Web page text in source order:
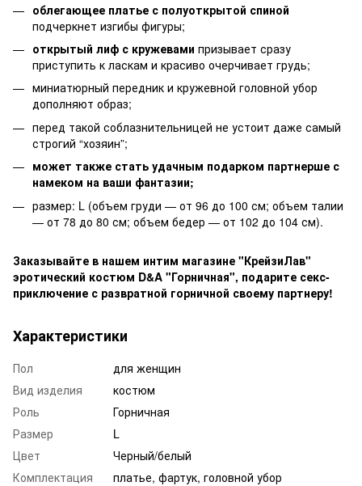
облегающее платье с полуоткрытой спиной
подчеркнет изгибы фигуры;
открытый лиф с кружевами призывает сразу
приступить к ласкам и красиво очерчивает грудь;
миниатюрный передник и кружевной головной убор
дополняют образ;
перед такой соблазнительницей не устоит даже самый
строгий “хозяин”;
может также стать удачным подарком партнерше с
намеком на ваши фантазии;
размер: L (объем груди — от 96 до 100 см; объем талии
— от 78 до 80 см; объем бедер — от 102 до 104 см).
Заказывайте в нашем интим магазине "КрейзиЛав"
эротический костюм D&A "Горничная", подарите секс-
приключение с развратной горничной своему партнеру!
Характеристики
Пол
для женщин
Вид изделия
костюм
Роль
Горничная
Размер
L
Цвет
Черный/белый
Комплектация
платье, фартук, головной убор